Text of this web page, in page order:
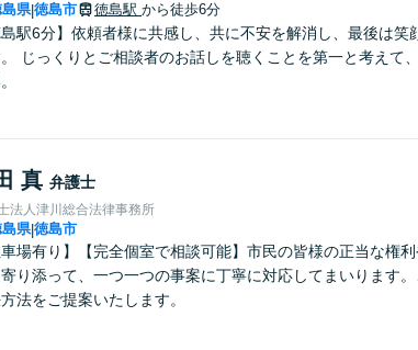
県|徳島市 徳島駅 から徒歩6分
島駅6分】依頼者様に共感し、共に不安を解消し、最後は
。 じっくりとご相談者のお話しを聴くことを第一と考えて
真 弁護士
法人津川総合法律事務所
県|徳島市
車場有り】【完全個室で相談可能】市民の皆様の正当な権
り添って、一つ一つの事案に丁寧に対応してまいります
法をご提案いたします。